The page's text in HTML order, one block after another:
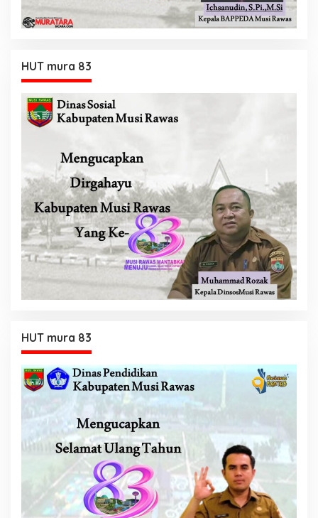
HUT mura 83
HUT mura 83